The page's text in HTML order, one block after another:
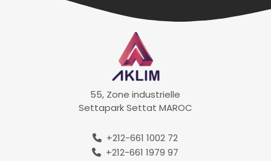
55, Zone industrielle
Settapark Settat MAROC
+212-661 1002 72
+212-661 1979 97